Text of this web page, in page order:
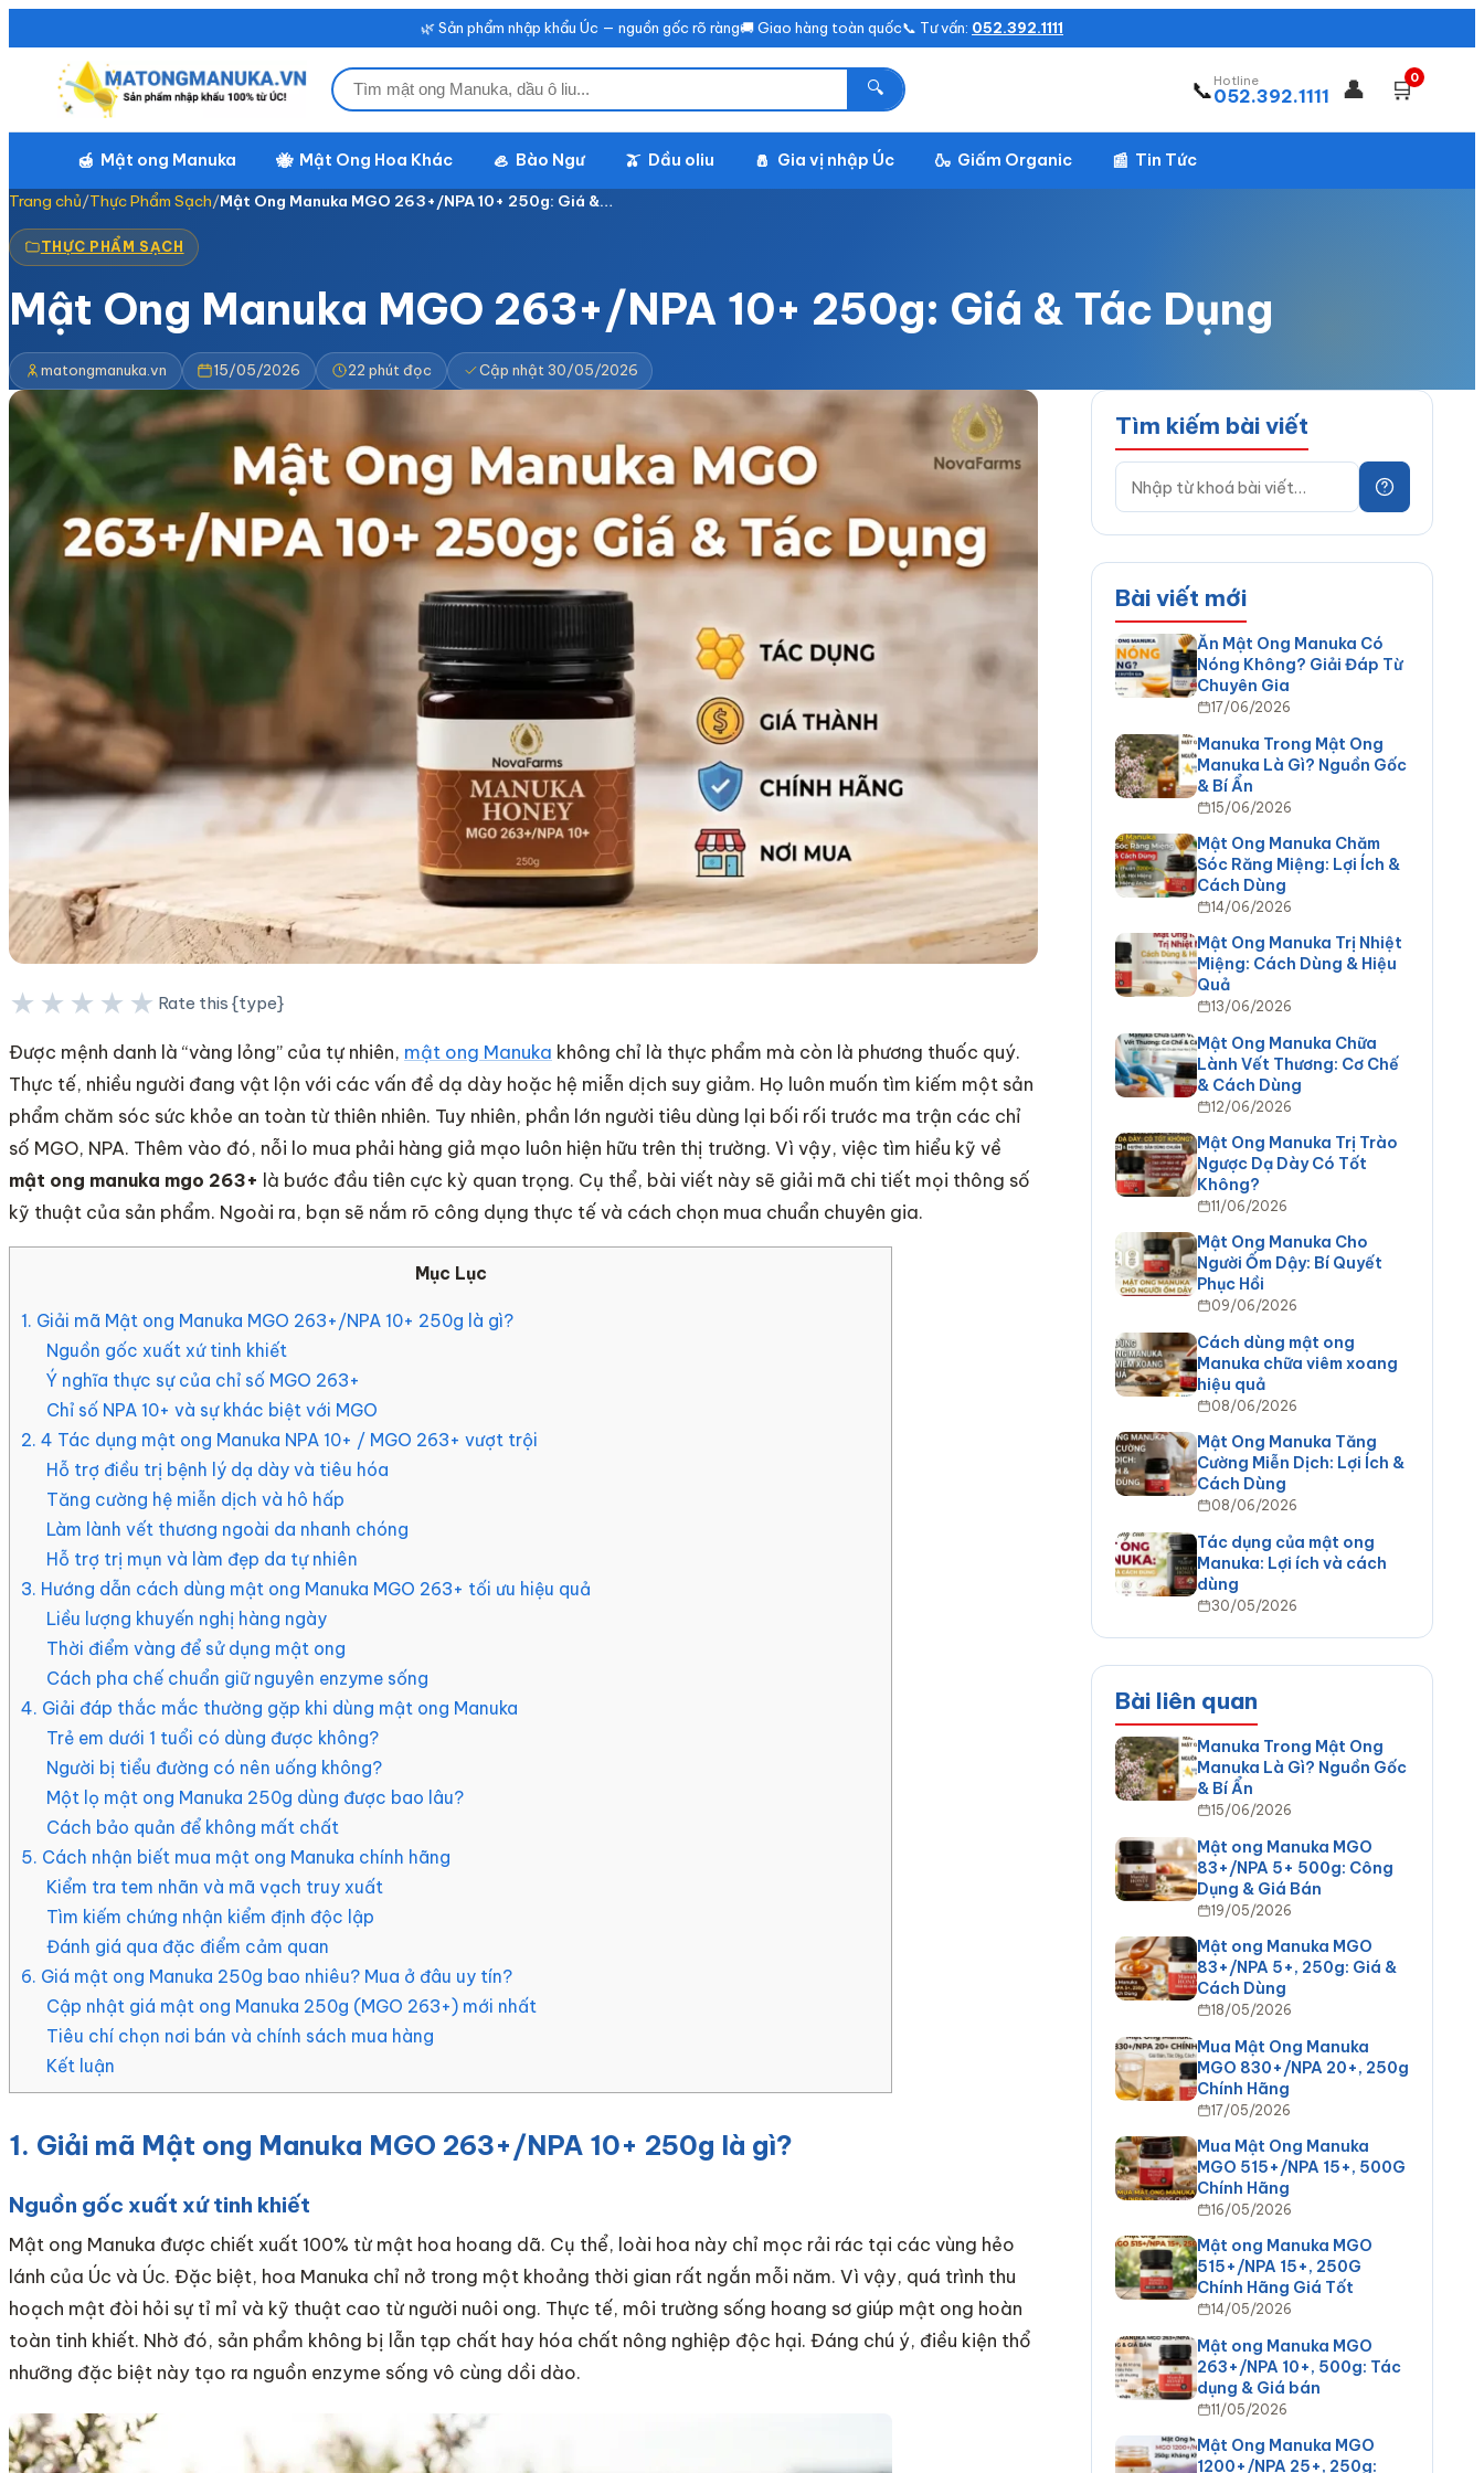
🌿 Sản phẩm nhập khẩu Úc — nguồn gốc rõ ràng🚚 Giao hàng toàn quốc📞 Tư vấn: 052.392.1111
🔍 📞 Hotline
052.392.1111 👤 🛒0
🍯 Mật ong Manuka 🐝 Mật Ong Hoa Khác 🦪 Bào Ngư 🫒 Dầu oliu 🧂 Gia vị nhập Úc 🍶 Giấm Organic 📰 Tin Tức
Trang chủ/Thực Phẩm Sạch/Mật Ong Manuka MGO 263+/NPA 10+ 250g: Giá &…
THỰC PHẨM SẠCH
Mật Ong Manuka MGO 263+/NPA 10+ 250g: Giá & Tác Dụng
matongmanuka.vn 15/05/2026 22 phút đọc Cập nhật 30/05/2026
★★★★★ Rate this {type}
Được mệnh danh là “vàng lỏng” của tự nhiên, mật ong Manuka không chỉ là thực phẩm mà còn là phương thuốc quý.
Thực tế, nhiều người đang vật lộn với các vấn đề dạ dày hoặc hệ miễn dịch suy giảm. Họ luôn muốn tìm kiếm một sản
phẩm chăm sóc sức khỏe an toàn từ thiên nhiên. Tuy nhiên, phần lớn người tiêu dùng lại bối rối trước ma trận các chỉ
số MGO, NPA. Thêm vào đó, nỗi lo mua phải hàng giả mạo luôn hiện hữu trên thị trường. Vì vậy, việc tìm hiểu kỹ về
mật ong manuka mgo 263+ là bước đầu tiên cực kỳ quan trọng. Cụ thể, bài viết này sẽ giải mã chi tiết mọi thông số
kỹ thuật của sản phẩm. Ngoài ra, bạn sẽ nắm rõ công dụng thực tế và cách chọn mua chuẩn chuyên gia.
Mục Lục
1. Giải mã Mật ong Manuka MGO 263+/NPA 10+ 250g là gì?
Nguồn gốc xuất xứ tinh khiết
Ý nghĩa thực sự của chỉ số MGO 263+
Chỉ số NPA 10+ và sự khác biệt với MGO
2. 4 Tác dụng mật ong Manuka NPA 10+ / MGO 263+ vượt trội
Hỗ trợ điều trị bệnh lý dạ dày và tiêu hóa
Tăng cường hệ miễn dịch và hô hấp
Làm lành vết thương ngoài da nhanh chóng
Hỗ trợ trị mụn và làm đẹp da tự nhiên
3. Hướng dẫn cách dùng mật ong Manuka MGO 263+ tối ưu hiệu quả
Liều lượng khuyến nghị hàng ngày
Thời điểm vàng để sử dụng mật ong
Cách pha chế chuẩn giữ nguyên enzyme sống
4. Giải đáp thắc mắc thường gặp khi dùng mật ong Manuka
Trẻ em dưới 1 tuổi có dùng được không?
Người bị tiểu đường có nên uống không?
Một lọ mật ong Manuka 250g dùng được bao lâu?
Cách bảo quản để không mất chất
5. Cách nhận biết mua mật ong Manuka chính hãng
Kiểm tra tem nhãn và mã vạch truy xuất
Tìm kiếm chứng nhận kiểm định độc lập
Đánh giá qua đặc điểm cảm quan
6. Giá mật ong Manuka 250g bao nhiêu? Mua ở đâu uy tín?
Cập nhật giá mật ong Manuka 250g (MGO 263+) mới nhất
Tiêu chí chọn nơi bán và chính sách mua hàng
Kết luận
1. Giải mã Mật ong Manuka MGO 263+/NPA 10+ 250g là gì?
Nguồn gốc xuất xứ tinh khiết
Mật ong Manuka được chiết xuất 100% từ mật hoa hoang dã. Cụ thể, loài hoa này chỉ mọc rải rác tại các vùng hẻo
lánh của Úc và Úc. Đặc biệt, hoa Manuka chỉ nở trong một khoảng thời gian rất ngắn mỗi năm. Vì vậy, quá trình thu
hoạch mật đòi hỏi sự tỉ mỉ và kỹ thuật cao từ người nuôi ong. Thực tế, môi trường sống hoang sơ giúp mật ong hoàn
toàn tinh khiết. Nhờ đó, sản phẩm không bị lẫn tạp chất hay hóa chất nông nghiệp độc hại. Đáng chú ý, điều kiện thổ
nhưỡng đặc biệt này tạo ra nguồn enzyme sống vô cùng dồi dào.
Tìm kiếm bài viết
Bài viết mới
Ăn Mật Ong Manuka Có
Nóng Không? Giải Đáp Từ
Chuyên Gia
17/06/2026
Manuka Trong Mật Ong
Manuka Là Gì? Nguồn Gốc
& Bí Ẩn
15/06/2026
Mật Ong Manuka Chăm
Sóc Răng Miệng: Lợi Ích &
Cách Dùng
14/06/2026
Mật Ong Manuka Trị Nhiệt
Miệng: Cách Dùng & Hiệu
Quả
13/06/2026
Mật Ong Manuka Chữa
Lành Vết Thương: Cơ Chế
& Cách Dùng
12/06/2026
Mật Ong Manuka Trị Trào
Ngược Dạ Dày Có Tốt
Không?
11/06/2026
Mật Ong Manuka Cho
Người Ốm Dậy: Bí Quyết
Phục Hồi
09/06/2026
Cách dùng mật ong
Manuka chữa viêm xoang
hiệu quả
08/06/2026
Mật Ong Manuka Tăng
Cường Miễn Dịch: Lợi Ích &
Cách Dùng
08/06/2026
Tác dụng của mật ong
Manuka: Lợi ích và cách
dùng
30/05/2026
Bài liên quan
Manuka Trong Mật Ong
Manuka Là Gì? Nguồn Gốc
& Bí Ẩn
15/06/2026
Mật ong Manuka MGO
83+/NPA 5+ 500g: Công
Dụng & Giá Bán
19/05/2026
Mật ong Manuka MGO
83+/NPA 5+, 250g: Giá &
Cách Dùng
18/05/2026
Mua Mật Ong Manuka
MGO 830+/NPA 20+, 250g
Chính Hãng
17/05/2026
Mua Mật Ong Manuka
MGO 515+/NPA 15+, 500G
Chính Hãng
16/05/2026
Mật ong Manuka MGO
515+/NPA 15+, 250G
Chính Hãng Giá Tốt
14/05/2026
Mật ong Manuka MGO
263+/NPA 10+, 500g: Tác
dụng & Giá bán
11/05/2026
Mật Ong Manuka MGO
1200+/NPA 25+, 250g: